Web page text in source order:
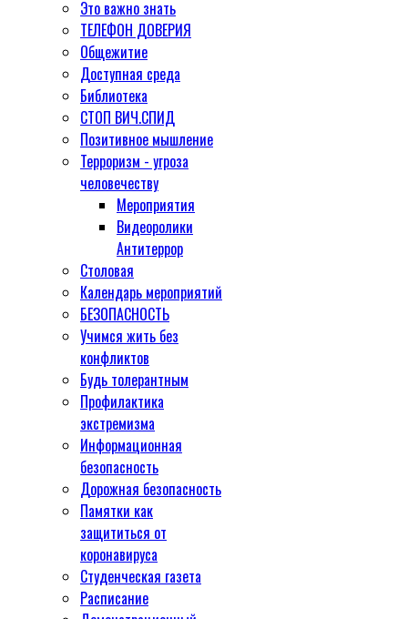
Это важно знать
ТЕЛЕФОН ДОВЕРИЯ
Общежитие
Доступная среда
Библиотека
СТОП ВИЧ.СПИД
Позитивное мышление
Терроризм - угроза
человечеству
Мероприятия
Видеоролики
Антитеррор
Столовая
Календарь мероприятий
БЕЗОПАСНОСТЬ
Учимся жить без
конфликтов
Будь толерантным
Профилактика
экстремизма
Информационная
безопасность
Дорожная безопасность
Памятки как
защититься от
коронавируса
Студенческая газета
Расписание